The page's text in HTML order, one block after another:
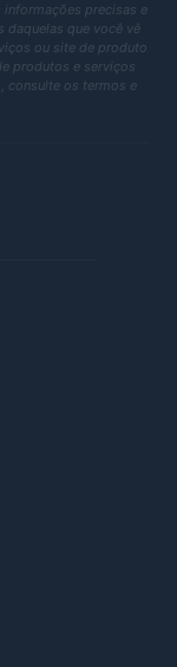
precisas e
daquelas que você vê
ou site de produto
produtos e serviços
consulte os termos e